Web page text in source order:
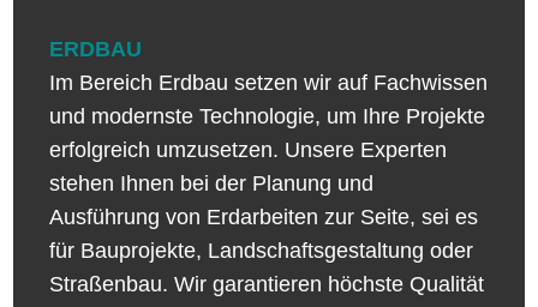
ERDBAU
Im Bereich Erdbau setzen wir auf Fachwissen
und modernste Technologie, um Ihre Projekte
erfolgreich umzusetzen. Unsere Experten
stehen Ihnen bei der Planung und
Ausführung von Erdarbeiten zur Seite, sei es
für Bauprojekte, Landschaftsgestaltung oder
Straßenbau. Wir garantieren höchste Qualität